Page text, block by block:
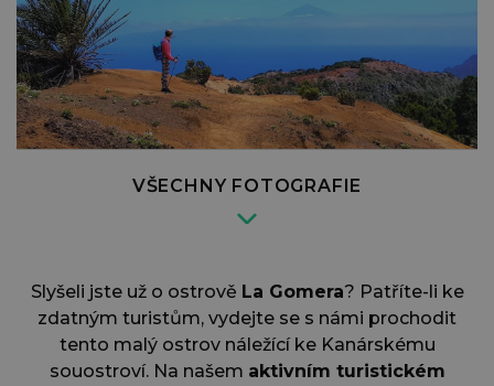
VŠECHNY FOTOGRAFIE
Slyšeli jste už o ostrově La Gomera? Patříte-li ke
zdatným turistům, vydejte se s námi prochodit
tento malý ostrov náležící ke Kanárskému
souostroví. Na našem aktivním turistickém